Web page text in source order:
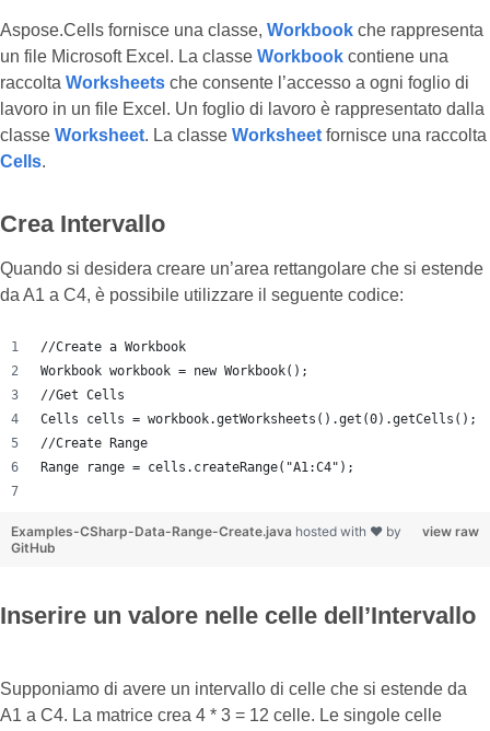
Aspose.Cells fornisce una classe, Workbook che rappresenta
un file Microsoft Excel. La classe Workbook contiene una
raccolta Worksheets che consente l’accesso a ogni foglio di
lavoro in un file Excel. Un foglio di lavoro è rappresentato dalla
classe Worksheet. La classe Worksheet fornisce una raccolta
Cells.
Crea Intervallo
Quando si desidera creare un’area rettangolare che si estende
da A1 a C4, è possibile utilizzare il seguente codice:
//Create a Workbook
Workbook workbook = new Workbook();
//Get Cells
Cells cells = workbook.getWorksheets().get(0).getCells();
//Create Range
Range range = cells.createRange("A1:C4");
view raw
Examples-CSharp-Data-Range-Create.java hosted with ❤ by
GitHub
Inserire un valore nelle celle dell’Intervallo
Supponiamo di avere un intervallo di celle che si estende da
A1 a C4. La matrice crea 4 * 3 = 12 celle. Le singole celle